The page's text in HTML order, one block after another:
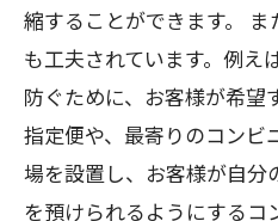
縮することができます。
も工夫されています。例え
防ぐために、お客様が希望
指定便や、最寄りのコンビ
場を設置し、お客様が自
を預けられるようにする